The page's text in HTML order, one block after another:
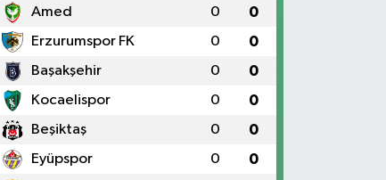
Amed 0 0
Erzurumspor FK 0 0
Başakşehir 0 0
Kocaelispor 0 0
Beşiktaş 0 0
Eyüpspor 0 0